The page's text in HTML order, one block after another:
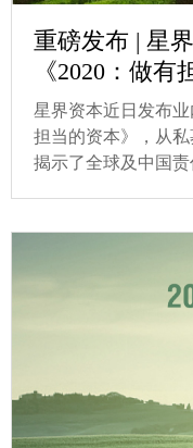
重磅发布 | 星
《2020：做有
星界资本近日发布
担当的资本》，从
揭示了全球及中国